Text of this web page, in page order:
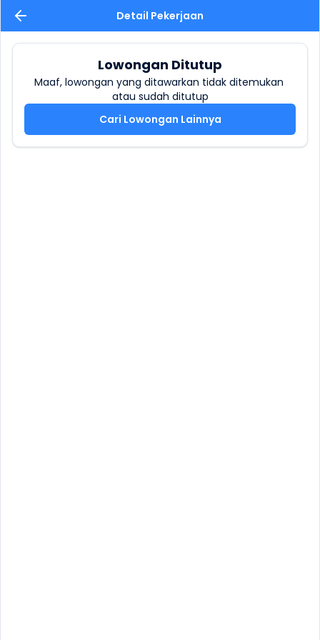
Detail Pekerjaan
Lowongan Ditutup
Maaf, lowongan yang ditawarkan tidak ditemukan
atau sudah ditutup
Cari Lowongan Lainnya